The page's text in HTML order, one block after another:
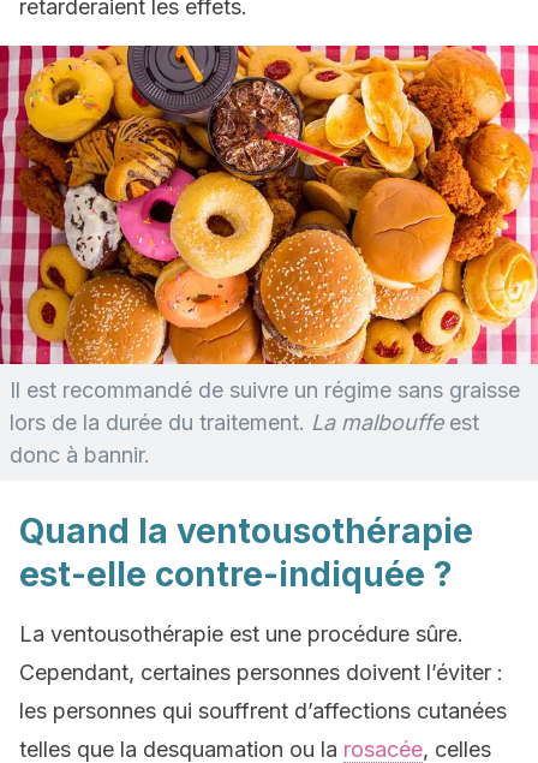
retarderaient les effets.
Il est recommandé de suivre un régime sans graisse
lors de la durée du traitement. La malbouffeest
donc à bannir.
Quand la ventousothérapie
est-elle contre-indiquée ?
La ventousothérapie est une procédure sûre.
Cependant, certaines personnes doivent l’éviter :
les personnes qui souffrent d’affections cutanées
telles que la desquamation ou la rosacée, celles